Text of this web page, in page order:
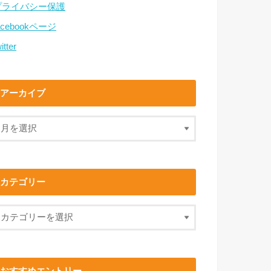
ライバシー保護
ページ
アーカイブ
カテゴリー